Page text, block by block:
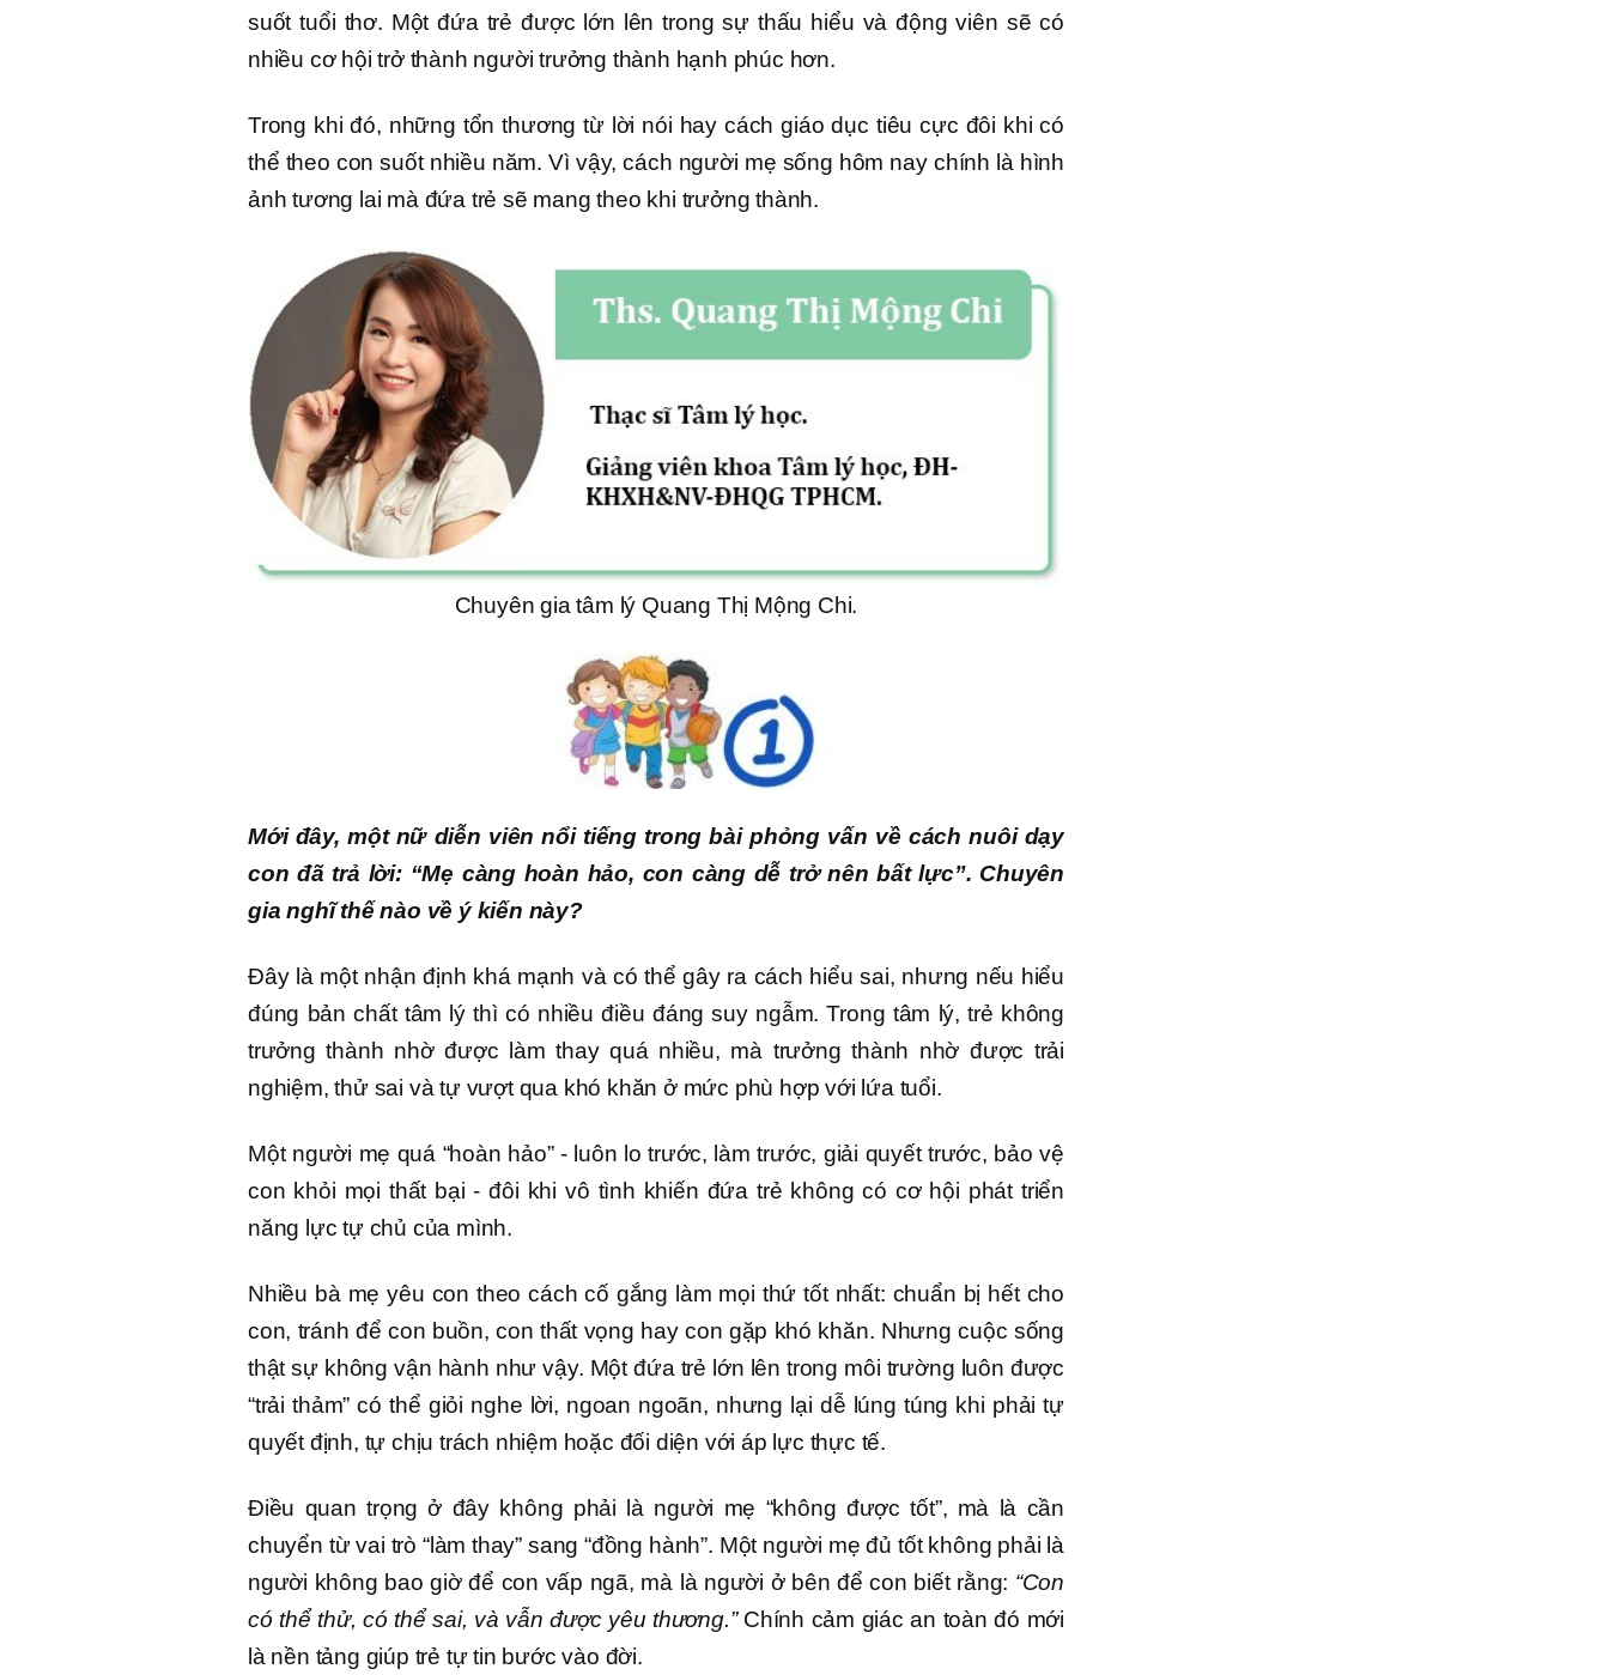
suốt tuổi thơ. Một đứa trẻ được lớn lên trong sự thấu hiểu và động viên sẽ có
nhiều cơ hội trở thành người trưởng thành hạnh phúc hơn.
Trong khi đó, những tổn thương từ lời nói hay cách giáo dục tiêu cực đôi khi có
thể theo con suốt nhiều năm. Vì vậy, cách người mẹ sống hôm nay chính là hình
ảnh tương lai mà đứa trẻ sẽ mang theo khi trưởng thành.
Chuyên gia tâm lý Quang Thị Mộng Chi.
Mới đây, một nữ diễn viên nổi tiếng trong bài phỏng vấn về cách nuôi dạy
con đã trả lời: “Mẹ càng hoàn hảo, con càng dễ trở nên bất lực”. Chuyên
gia nghĩ thế nào về ý kiến này?
Đây là một nhận định khá mạnh và có thể gây ra cách hiểu sai, nhưng nếu hiểu
đúng bản chất tâm lý thì có nhiều điều đáng suy ngẫm. Trong tâm lý, trẻ không
trưởng thành nhờ được làm thay quá nhiều, mà trưởng thành nhờ được trải
nghiệm, thử sai và tự vượt qua khó khăn ở mức phù hợp với lứa tuổi.
Một người mẹ quá “hoàn hảo” - luôn lo trước, làm trước, giải quyết trước, bảo vệ
con khỏi mọi thất bại - đôi khi vô tình khiến đứa trẻ không có cơ hội phát triển
năng lực tự chủ của mình.
Nhiều bà mẹ yêu con theo cách cố gắng làm mọi thứ tốt nhất: chuẩn bị hết cho
con, tránh để con buồn, con thất vọng hay con gặp khó khăn. Nhưng cuộc sống
thật sự không vận hành như vậy. Một đứa trẻ lớn lên trong môi trường luôn được
“trải thảm” có thể giỏi nghe lời, ngoan ngoãn, nhưng lại dễ lúng túng khi phải tự
quyết định, tự chịu trách nhiệm hoặc đối diện với áp lực thực tế.
Điều quan trọng ở đây không phải là người mẹ “không được tốt”, mà là cần
chuyển từ vai trò “làm thay” sang “đồng hành”. Một người mẹ đủ tốt không phải là
người không bao giờ để con vấp ngã, mà là người ở bên để con biết rằng: “Con
có thể thử, có thể sai, và vẫn được yêu thương.”Chính cảm giác an toàn đó mới
là nền tảng giúp trẻ tự tin bước vào đời.